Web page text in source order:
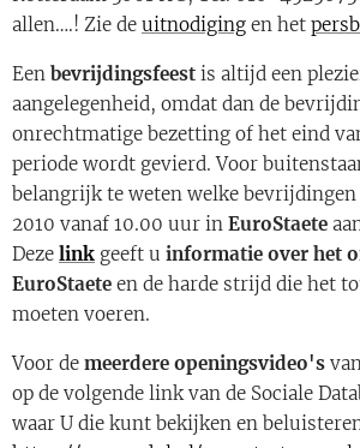
allen….! Zie de uitnodiging en het
Een bevrijdingsfeest is altijd een
aangelegenheid, omdat dan de
onrechtmatige bezetting of het eind
periode wordt gevierd. Voor
belangrijk te weten welke bevrijdingen
2010 vanaf 10.00 uur in EuroStaete
Deze link geeft u informatie over het
EuroStaete en de harde strijd die het
moeten voeren.
Voor de meerdere openingsvideo's
op de volgende link van de Sociale
waar U die kunt bekijken en